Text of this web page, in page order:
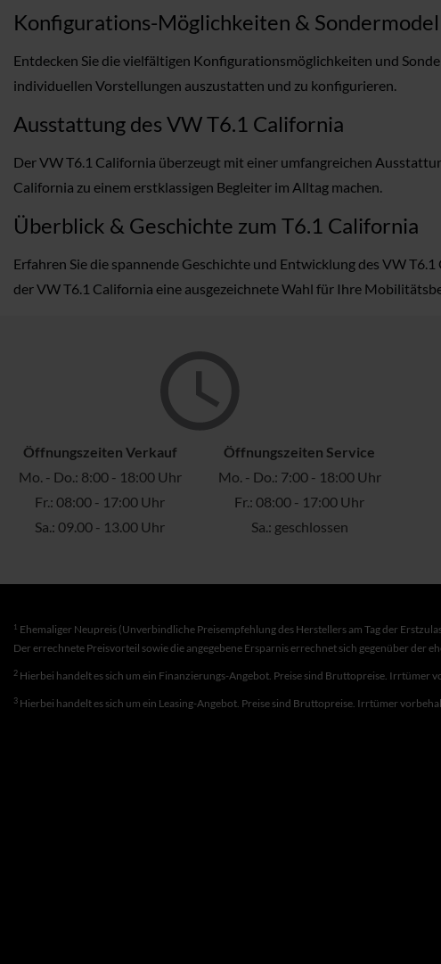
Konfigurations-Möglichkeiten &
Entdecken Sie die vielfältigen Konfigurationsmöglichkeiten und
individuellen Vorstellungen auszustatten und zu konfigurieren.
Ausstattung des VW T6.1 California
Der VW T6.1 California überzeugt mit einer umfangreichen
California zu einem erstklassigen Begleiter im Alltag machen.
Überblick & Geschichte zum T6.1 California
Erfahren Sie die spannende Geschichte und Entwicklung des VW
der VW T6.1 California eine ausgezeichnete Wahl für Ihre
Öffnungszeiten Verkauf
Mo. - Do.: 8:00 - 18:00 Uhr
Fr.: 08:00 - 17:00 Uhr
Sa.: 09.00 - 13.00 Uhr
Öffnungszeiten Service
Mo. - Do.: 7:00 - 18:00 Uhr
Fr.: 08:00 - 17:00 Uhr
Sa.: geschlossen
1 Ehemaliger Neupreis (Unverbindliche Preisempfehlung des Herstellers am Tag der
Der errechnete Preisvorteil sowie die angegebene Ersparnis errechnet sich gegenüber der
2 Hierbei handelt es sich um ein Finanzierungs-Angebot. Preise sind Bruttopreise. Irrtümer
3 Hierbei handelt es sich um ein Leasing-Angebot. Preise sind Bruttopreise. Irrtümer